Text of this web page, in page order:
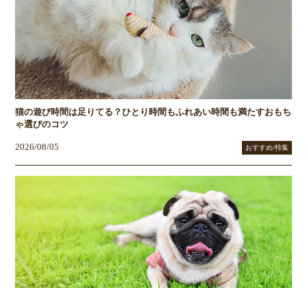
猫の遊び時間は足りてる？ひとり時間もふれあい時間も満たすおもち
ゃ選びのコツ
2026/08/05 おすすめ/特集